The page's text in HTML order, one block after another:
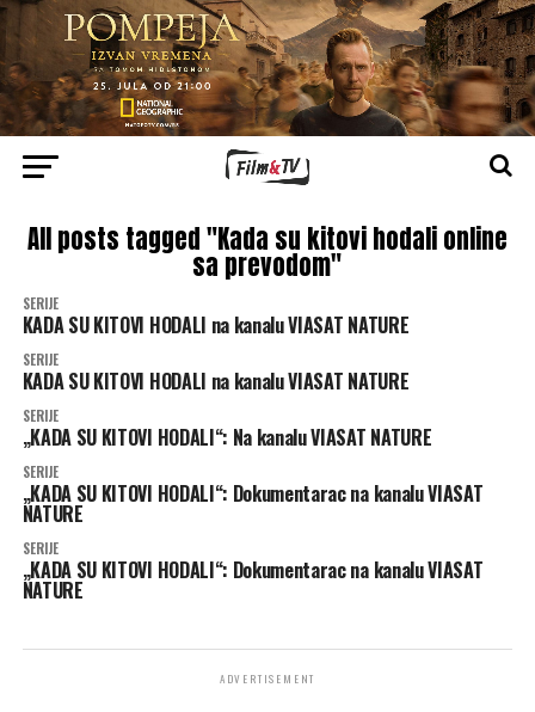
All posts tagged "Kada su kitovi hodali online
sa prevodom"
SERIJE
KADA SU KITOVI HODALI na kanalu VIASAT NATURE
SERIJE
KADA SU KITOVI HODALI na kanalu VIASAT NATURE
SERIJE
„KADA SU KITOVI HODALI“: Na kanalu VIASAT NATURE
SERIJE
„KADA SU KITOVI HODALI“: Dokumentarac na kanalu VIASAT
NATURE
SERIJE
„KADA SU KITOVI HODALI“: Dokumentarac na kanalu VIASAT
NATURE
ADVERTISEMENT